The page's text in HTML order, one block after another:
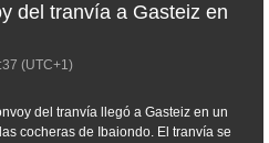
del tranvía a Gasteiz en
(UTC+1)
del tranvía llegó a Gasteiz en un
cocheras de Ibaiondo. El tranvía se